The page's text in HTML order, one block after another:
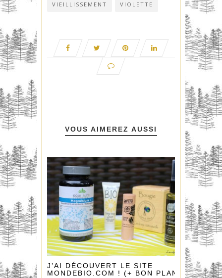
VIEILLISSEMENT VIOLETTE
VOUS AIMEREZ AUSSI
J’AI DÉCOUVERT LE SITE
MONDEBIO.COM ! (+ BON PLAN)